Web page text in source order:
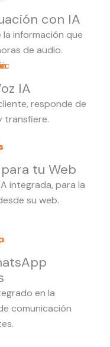
con IA
información que
de audio.
IA
responde de
transfiere.
tu Web
integrada, para la
su web.
en la
comunicación